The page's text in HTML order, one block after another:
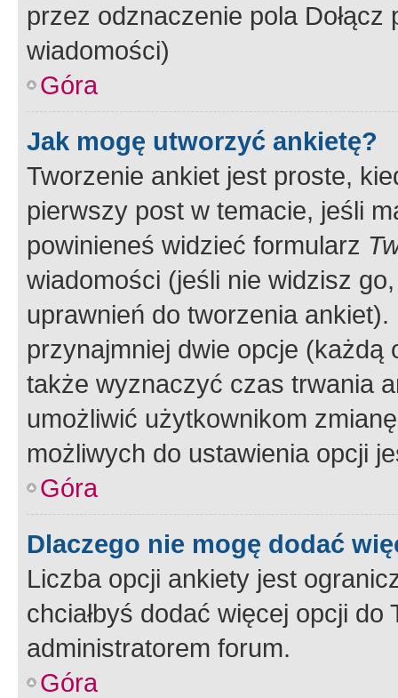
przez odznaczenie pola
wiadomości)
Góra
Jak mogę utworzyć ankietę?
Tworzenie ankiet jest proste,
pierwszy post w temacie, jeśli
powinieneś widzieć formularz
wiadomości (jeśli nie widzisz
uprawnień do tworzenia
przynajmniej dwie opcje
także wyznaczyć czas trwania
umożliwić użytkownikom
możliwych do ustawienia opcji
Góra
Dlaczego nie mogę dodać
Liczba opcji ankiety jest
chciałbyś dodać więcej opcji
administratorem forum.
Góra